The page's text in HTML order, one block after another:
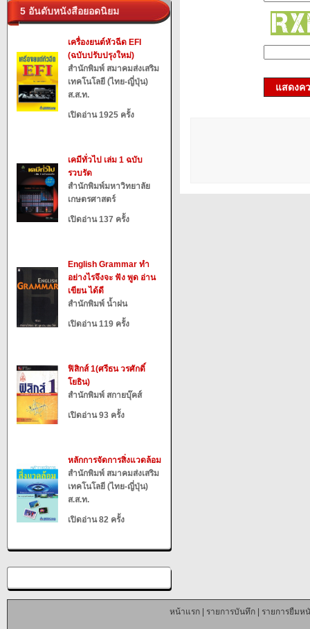
5 อันดับหนังสือยอดนิยม
เครื่องยนต์หัวฉีด EFI
(ฉบับปรับปรุงใหม่)
สำนักพิมพ์ สมาคมส่งเสริม
เทคโนโลยี (ไทย-ญี่ปุ่น)
ส.ส.ท.
เปิดอ่าน 1925 ครั้ง
เคมีทั่วไป เล่ม 1 ฉบับ
รวบรัด
สำนักพิมพ์มหาวิทยาลัย
เกษตรศาสตร์
เปิดอ่าน 137 ครั้ง
English Grammar ทำ
อย่างไรจึงจะ ฟัง พูด อ่าน
เขียน ได้ดี
สำนักพิมพ์ น้ำฝน
เปิดอ่าน 119 ครั้ง
ฟิสิกส์ 1(ศรีธน วรศักดิ์
โยธิน)
สำนักพิมพ์ สกายบุ๊คส์
เปิดอ่าน 93 ครั้ง
หลักการจัดการสิ่งแวดล้อม
สำนักพิมพ์ สมาคมส่งเสริม
เทคโนโลยี (ไทย-ญี่ปุ่น)
ส.ส.ท.
เปิดอ่าน 82 ครั้ง
แสดงค
หน้าแรก| รายการบันทึก| รายการยืมห